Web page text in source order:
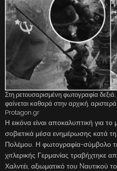
Στη ρετουσαρισμένη φωτογραφία δεξιά,
φαίνεται καθαρά στην αρχική,
Protagon.gr
Η εικόνα είναι αποκαλυπτική για
σοβιετικά μέσα ενημέρωσης κατά
Πολέμου. Η φωτογραφία-σύμβολο
χιτλερικής Γερμανίας τραβήχτηκε
Χαλντέι, αξιωματικό του Nαυτικού